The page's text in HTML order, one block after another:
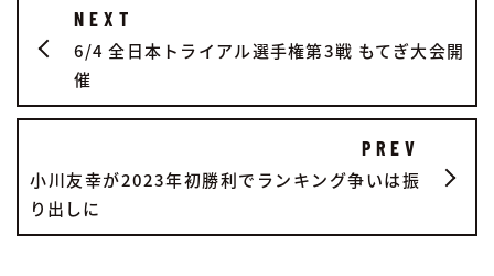
NEXT
6/4 全日本トライアル選手権第3戦 もてぎ大会開
催
PREV
小川友幸が2023年初勝利でランキング争いは振
り出しに